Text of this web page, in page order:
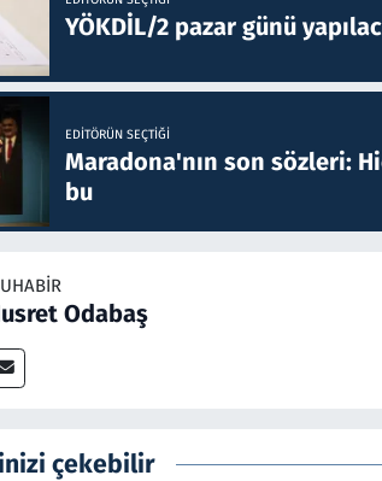
YÖKDİL/2 pazar günü
EDITÖRÜN SEÇTIĞI
Maradona'nın son sözleri:
bu
Odabaş
çekebilir